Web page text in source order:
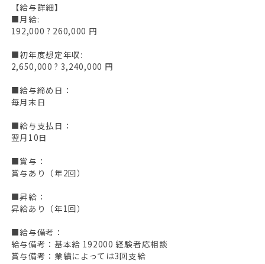
【給与詳細】
■月給:
192,000 ? 260,000 円
■初年度想定年収:
2,650,000 ? 3,240,000 円
■給与締め日：
毎月末日
■給与支払日：
翌月10日
■賞与：
賞与あり（年2回）
■昇給：
昇給あり（年1回）
■給与備考：
給与備考：基本給 192000 経験者応相談
賞与備考：業績によっては3回支給